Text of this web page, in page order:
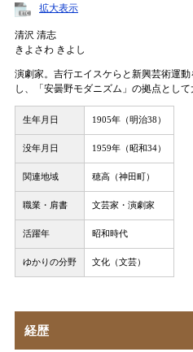
拡大表示
清沢 清志
きよさわ きよし
演劇家。吉行エイスケらと新興芸術運
し、「安曇野モダニズム」の拠点として
生年月日 1905年（明治38）
没年月日 1959年（昭和34）
関連地域 穂高（神田町）
職業・肩書 文芸家・演劇家
活躍年 昭和時代
ゆかりの分野 文化（文芸）
経歴